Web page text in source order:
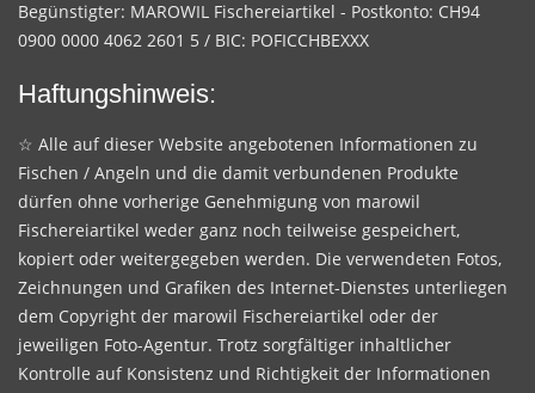
Begünstigter: MAROWIL Fischereiartikel - Postkonto: CH94
0900 0000 4062 2601 5 / BIC: POFICCHBEXXX
Haftungshinweis:
☆ Alle auf dieser Website angebotenen Informationen zu
Fischen / Angeln und die damit verbundenen Produkte
dürfen ohne vorherige Genehmigung von marowil
Fischereiartikel weder ganz noch teilweise gespeichert,
kopiert oder weitergegeben werden. Die verwendeten Fotos,
Zeichnungen und Grafiken des Internet-Dienstes unterliegen
dem Copyright der marowil Fischereiartikel oder der
jeweiligen Foto-Agentur. Trotz sorgfältiger inhaltlicher
Kontrolle auf Konsistenz und Richtigkeit der Informationen